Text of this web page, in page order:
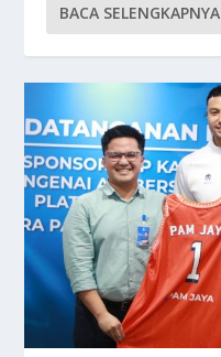
BACA SELENGKAPNYA